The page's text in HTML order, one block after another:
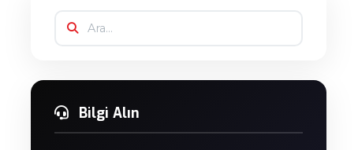
Bilgi Alın